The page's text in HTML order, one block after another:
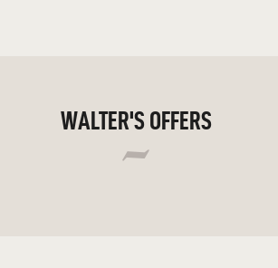
WALTER'S OFFERS